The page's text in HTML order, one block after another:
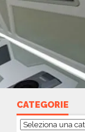
CATEGORIE
Categorie